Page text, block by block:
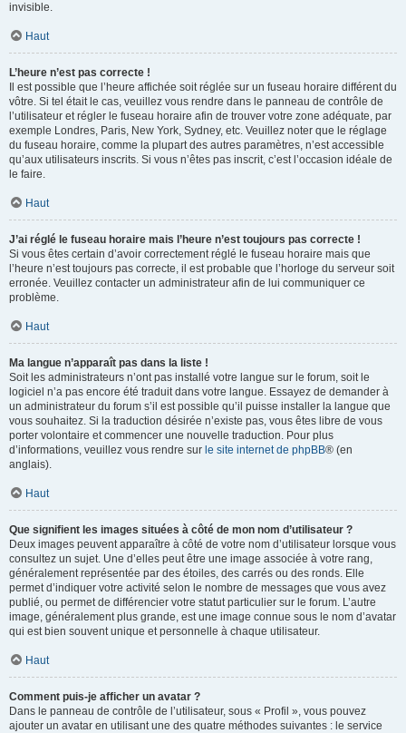
invisible.
Haut
L’heure n’est pas correcte !
Il est possible que l’heure affichée soit réglée sur un fuseau horaire différent du
vôtre. Si tel était le cas, veuillez vous rendre dans le panneau de contrôle de
l’utilisateur et régler le fuseau horaire afin de trouver votre zone adéquate, par
exemple Londres, Paris, New York, Sydney, etc. Veuillez noter que le réglage
du fuseau horaire, comme la plupart des autres paramètres, n’est accessible
qu’aux utilisateurs inscrits. Si vous n’êtes pas inscrit, c’est l’occasion idéale de
le faire.
Haut
J’ai réglé le fuseau horaire mais l’heure n’est toujours pas correcte !
Si vous êtes certain d’avoir correctement réglé le fuseau horaire mais que
l’heure n’est toujours pas correcte, il est probable que l’horloge du serveur soit
erronée. Veuillez contacter un administrateur afin de lui communiquer ce
problème.
Haut
Ma langue n’apparaît pas dans la liste !
Soit les administrateurs n’ont pas installé votre langue sur le forum, soit le
logiciel n’a pas encore été traduit dans votre langue. Essayez de demander à
un administrateur du forum s’il est possible qu’il puisse installer la langue que
vous souhaitez. Si la traduction désirée n’existe pas, vous êtes libre de vous
porter volontaire et commencer une nouvelle traduction. Pour plus
d’informations, veuillez vous rendre sur le site internet de phpBB® (en
anglais).
Haut
Que signifient les images situées à côté de mon nom d’utilisateur ?
Deux images peuvent apparaître à côté de votre nom d’utilisateur lorsque vous
consultez un sujet. Une d’elles peut être une image associée à votre rang,
généralement représentée par des étoiles, des carrés ou des ronds. Elle
permet d’indiquer votre activité selon le nombre de messages que vous avez
publié, ou permet de différencier votre statut particulier sur le forum. L’autre
image, généralement plus grande, est une image connue sous le nom d’avatar
qui est bien souvent unique et personnelle à chaque utilisateur.
Haut
Comment puis-je afficher un avatar ?
Dans le panneau de contrôle de l’utilisateur, sous « Profil », vous pouvez
ajouter un avatar en utilisant une des quatre méthodes suivantes : le service